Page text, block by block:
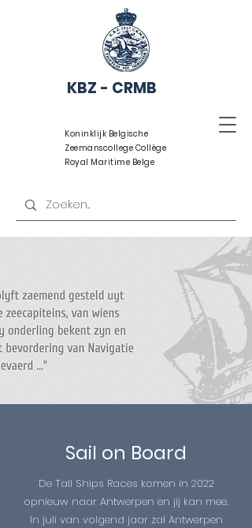
KBZ - CRMB
Koninklijk Belgische
Zeemanscollege Collège
Royal Maritime Belge
Sail on Board
De Tall Ships Races komen in 2022
opnieuw naar Antwerpen en jij kan mee.
In juli van volgend jaar zal Antwerpen